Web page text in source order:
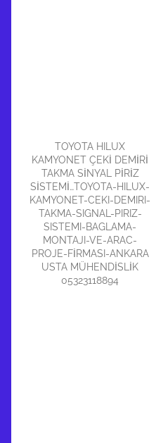
TOYOTA HILUX
KAMYONET ÇEKİ DEMİRİ
TAKMA SİNYAL PİRİZ
SİSTEMİ…TOYOTA-HILUX-
KAMYONET-CEKI-DEMIRI-
TAKMA-SIGNAL-PIRIZ-
SISTEMI-BAGLAMA-
MONTAJI-VE-ARAC-
PROJE-FİRMASI-ANKARA
USTA MÜHENDİSLİK
05323118894